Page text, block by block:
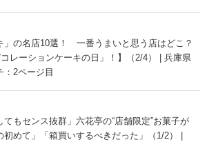
」の名店10選！ 一番うまいと思う店はどこ？
コレーションケーキの日」！】（2/4） | 兵庫県
：2ページ目
てもセンス抜群」六花亭の“店舗限定”お菓子が
めて」「箱買いするべきだった」（1/2） |